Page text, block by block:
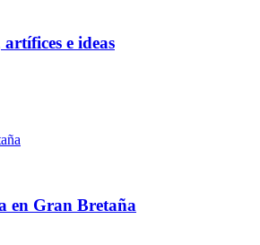
e ideas
en Gran Bretaña